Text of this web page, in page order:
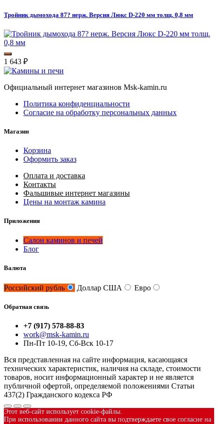
Тройник дымохода 87? нерж. Версия Люкс D-220 мм толщ. 0,8 мм
1 643 ₽
Официальный интернет магазинов Msk-kamin.ru
Политика конфиденциальности
Согласие на обработку персональных данных
Магазин
Корзина
Оформить заказ
Оплата и доставка
Контакты
Фальшивые интернет магазины
Цены на монтаж камина
Приложения
Салон каминов и печей
Блог
Валюта
Российский рубль Доллар США Евро
Обратная связь
+7 (917) 578-88-83
work@msk-kamin.ru
Пн-Пт 10-19, Сб-Вск 10-17
Вся представленная на сайте информация, касающаяся
технических характеристик, наличия на складе, стоимости
товаров, носит информационный характер и не является
публичной офертой, определяемой положениями Статьи
437(2) Гражданского кодекса РФ
Этот веб-сайт использует cookie-файлы.
При использовании данного сайта вы подтверждаете свое согласие на